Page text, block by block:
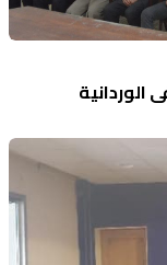
الوردانية